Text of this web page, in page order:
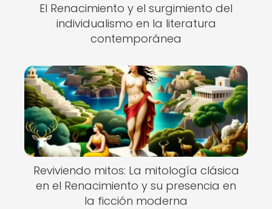
El Renacimiento y el surgimiento del
individualismo en la literatura
contemporánea
Reviviendo mitos: La mitología clásica
en el Renacimiento y su presencia en
la ficción moderna